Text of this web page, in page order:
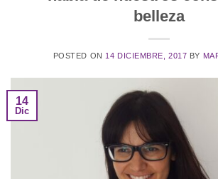
belleza
POSTED ON 14 DICIEMBRE, 2017 BY
14
Dic